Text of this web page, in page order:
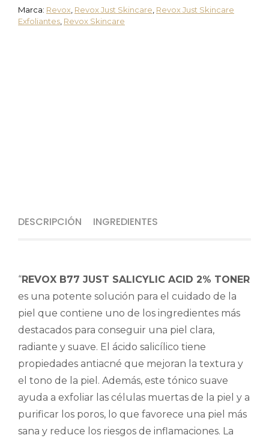
Marca: Revox, Revox Just Skincare, Revox Just Skincare
Exfoliantes, Revox Skincare
DESCRIPCIÓN INGREDIENTES
“REVOX B77 JUST SALICYLIC ACID 2% TONER
es una potente solución para el cuidado de la
piel que contiene uno de los ingredientes más
destacados para conseguir una piel clara,
radiante y suave. El ácido salicílico tiene
propiedades antiacné que mejoran la textura y
el tono de la piel. Además, este tónico suave
ayuda a exfoliar las células muertas de la piel y a
purificar los poros, lo que favorece una piel más
sana y reduce los riesgos de inflamaciones. La